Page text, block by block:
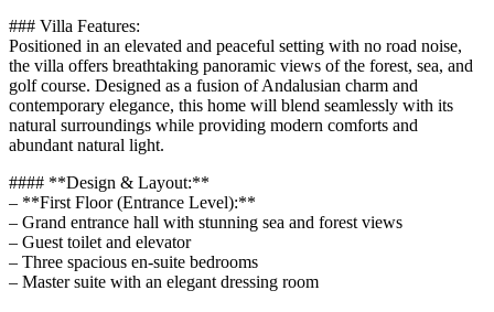
### Villa Features:
Positioned in an elevated and peaceful setting with no road noise,
the villa offers breathtaking panoramic views of the forest, sea, and
golf course. Designed as a fusion of Andalusian charm and
contemporary elegance, this home will blend seamlessly with its
natural surroundings while providing modern comforts and
abundant natural light.
#### **Design & Layout:**
– **First Floor (Entrance Level):**
– Grand entrance hall with stunning sea and forest views
– Guest toilet and elevator
– Three spacious en-suite bedrooms
– Master suite with an elegant dressing room